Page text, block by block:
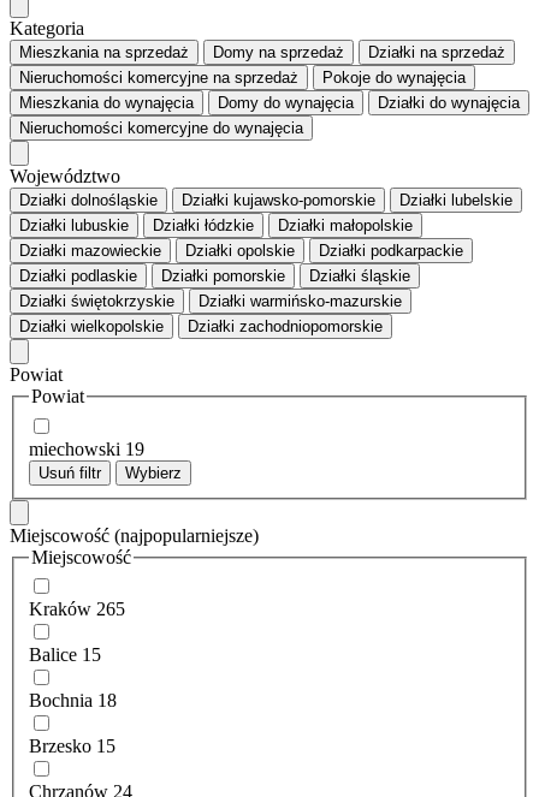
Kategoria
Mieszkaniana sprzedaż Domy na sprzedaż Działki na sprzedaż
Nieruchomości komercyjne na sprzedaż Pokoje do wynajęcia
Mieszkaniado wynajęcia Domy do wynajęcia Działki do wynajęcia
Nieruchomości komercyjne do wynajęcia
Województwo
Działki dolnośląskie Działki kujawsko-pomorskie
Działki lubelskie
Działki lubuskie
Działki łódzkie
Działki małopolskie
Działki mazowieckie
Działki opolskie
Działki podkarpackie
Działki podlaskie
Działki pomorskie
Działki śląskie
Działki świętokrzyskie
Działki warmińsko-mazurskie
Działki wielkopolskie
Działki zachodniopomorskie
Powiat
Powiat
miechowski 19
Usuń filtr Wybierz
Miejscowość (najpopularniejsze)
Miejscowość
Kraków 265
Balice 15
Bochnia 18
Brzesko 15
Chrzanów 24